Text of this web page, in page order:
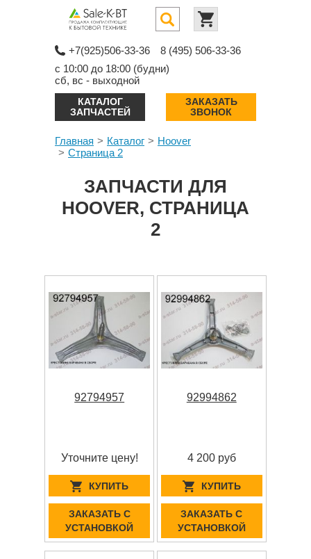
+7(925)506-33-36
8 (495) 506-33-36
с 10:00 до 18:00 (будни)
сб, вс - выходной
КАТАЛОГ
ЗАПЧАСТЕЙ
ЗАКАЗАТЬ
ЗВОНОК
Главная Каталог
Hoover
Страница 2
ЗАПЧАСТИ ДЛЯ
HOOVER, СТРАНИЦА
2
92794957
Уточните цену!
КУПИТЬ
ЗАКАЗАТЬ С
УСТАНОВКОЙ
92994862
4 200 руб
КУПИТЬ
ЗАКАЗАТЬ С
УСТАНОВКОЙ